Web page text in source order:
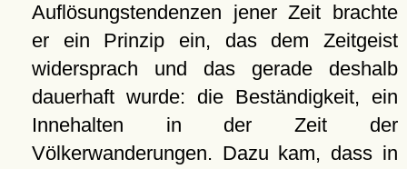
Auflösungstendenzen jener Zeit brachte
er ein Prinzip ein, das dem Zeitgeist
widersprach und das gerade deshalb
dauerhaft wurde: die Beständigkeit, ein
Innehalten in der Zeit der
Völkerwanderungen. Dazu kam, dass in